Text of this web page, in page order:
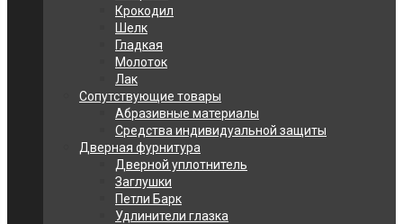
Крокодил
Шелк
Гладкая
Молоток
Лак
Сопутствующие товары
Абразивные материалы
Средства индивидуальной защиты
Дверная фурнитура
Дверной уплотнитель
Заглушки
Петли Барк
Удлинители глазка